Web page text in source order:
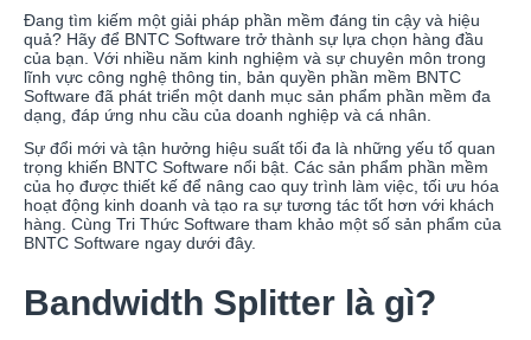
Đang tìm kiếm một giải pháp phần mềm đáng tin cậy và hiệu
quả? Hãy để BNTC Software trở thành sự lựa chọn hàng đầu
của bạn. Với nhiều năm kinh nghiệm và sự chuyên môn trong
lĩnh vực công nghệ thông tin, bản quyền phần mềm BNTC
Software đã phát triển một danh mục sản phẩm phần mềm đa
dạng, đáp ứng nhu cầu của doanh nghiệp và cá nhân.
Sự đổi mới và tận hưởng hiệu suất tối đa là những yếu tố quan
trọng khiến BNTC Software nổi bật. Các sản phẩm phần mềm
của họ được thiết kế để nâng cao quy trình làm việc, tối ưu hóa
hoạt động kinh doanh và tạo ra sự tương tác tốt hơn với khách
hàng. Cùng Tri Thức Software tham khảo một số sản phẩm của
BNTC Software ngay dưới đây.
Bandwidth Splitter là gì?